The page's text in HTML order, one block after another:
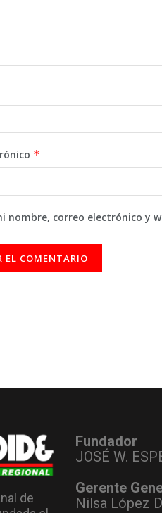
*
nombre, correo electrónico y
de
Fundador
JOSÉ W.
Gerente
Nilsa López